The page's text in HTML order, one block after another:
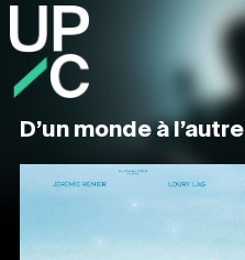
D’un monde à l’autre